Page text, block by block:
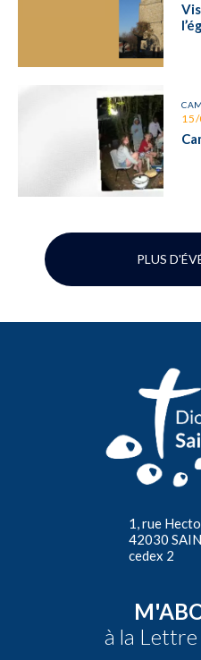
PLUS
1, rue
42030
cedex 2
à la